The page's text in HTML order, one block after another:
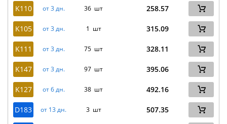
K110
от 3 дн. 36 шт 258.57
K105 от 3 дн. 1 шт 315.09
K111 от 3 дн. 75 шт 328.11
K147 от 3 дн. 97 шт 395.06
K127 от 6 дн. 38 шт 492.16
D183 от 13 дн. 3 шт 507.35